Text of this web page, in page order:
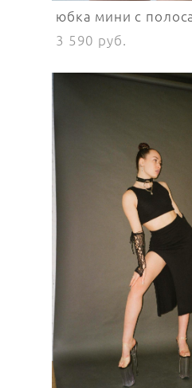
юбка мини с
3 590 pуб.